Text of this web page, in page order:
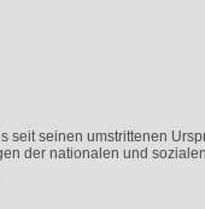
seinen umstrittenen
der nationalen und